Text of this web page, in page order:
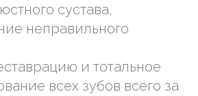
сустава,
неправильного
и тотальное
всех зубов всего за